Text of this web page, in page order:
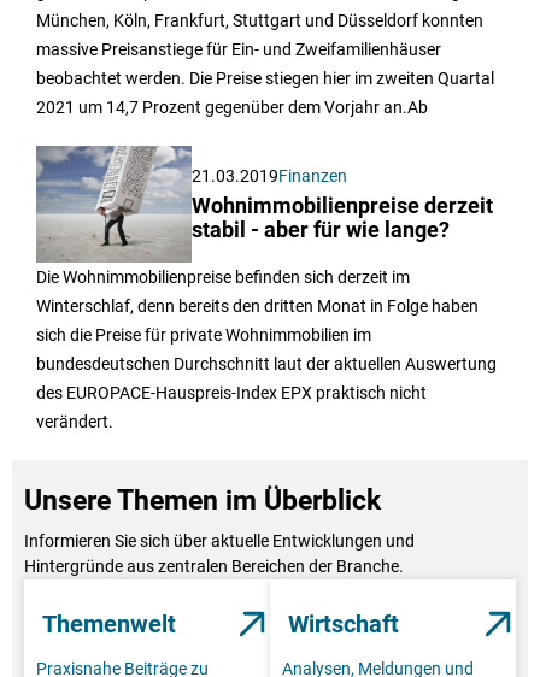
München, Köln, Frankfurt, Stuttgart und Düsseldorf konnten
massive Preisanstiege für Ein- und Zweifamilienhäuser
beobachtet werden. Die Preise stiegen hier im zweiten Quartal
2021 um 14,7 Prozent gegenüber dem Vorjahr an.Ab
21.03.2019Finanzen
Wohnimmobilienpreise derzeit
stabil - aber für wie lange?
Die Wohnimmobilienpreise befinden sich derzeit im
Winterschlaf, denn bereits den dritten Monat in Folge haben
sich die Preise für private Wohnimmobilien im
bundesdeutschen Durchschnitt laut der aktuellen Auswertung
des EUROPACE-Hauspreis-Index EPX praktisch nicht
verändert.
Unsere Themen im Überblick
Informieren Sie sich über aktuelle Entwicklungen und
Hintergründe aus zentralen Bereichen der Branche.
Themenwelt
Praxisnahe Beiträge zu
Wirtschaft
Analysen, Meldungen und